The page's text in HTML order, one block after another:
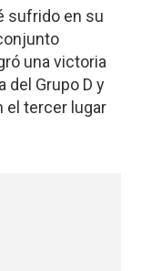
sufrido en su
una victoria
del Grupo D y
el tercer lugar